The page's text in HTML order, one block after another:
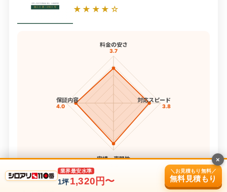
★★★★☆
料金の安さ
3.7
対応スピード
3.8
実績・専門性
保証内容
4.0
4項目スコア
業界最安水準
1坪 1,320円〜
＼お見積もり無料／
無料見積もり
×